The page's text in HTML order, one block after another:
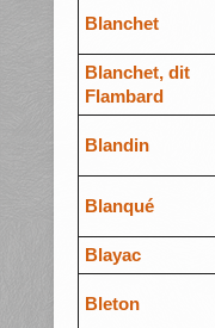
Blanchet
Blanchet, dit
Flambard
Blandin
Blanqué
Blayac
Bleton